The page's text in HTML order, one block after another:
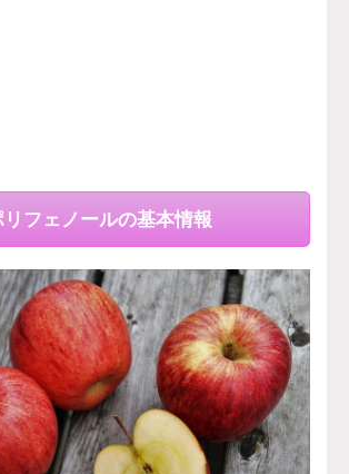
フェノールの基本情報